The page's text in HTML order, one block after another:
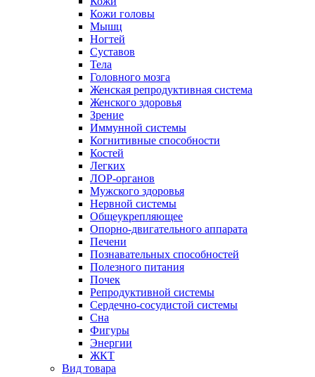
Кожи головы
Мышц
Ногтей
Суставов
Тела
Головного мозга
Женская репродуктивная система
Женского здоровья
Зрение
Иммунной системы
Когнитивные способности
Костей
Легких
ЛОР-органов
Мужского здоровья
Нервной системы
Общеукрепляющее
Опорно-двигательного аппарата
Печени
Познавательных способностей
Полезного питания
Почек
Репродуктивной системы
Сердечно-сосудистой системы
Сна
Фигуры
Энергии
ЖКТ
Вид товара